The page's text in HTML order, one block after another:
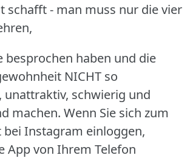
schafft - man muss nur die vier
besprochen haben und die
NICHT so
unattraktiv, schwierig und
machen. Wenn Sie sich zum
bei Instagram einloggen,
App von Ihrem Telefon